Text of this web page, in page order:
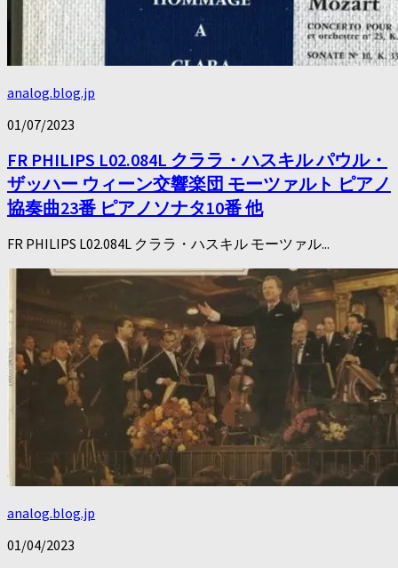
analog.blog.jp
01/07/2023
FR PHILIPS L02.084L クララ・ハスキル パウル・
ザッハー ウィーン交響楽団 モーツァルト ピアノ
協奏曲23番 ピアノソナタ10番 他
FR PHILIPS L02.084L クララ・ハスキル モーツァル...
analog.blog.jp
01/04/2023